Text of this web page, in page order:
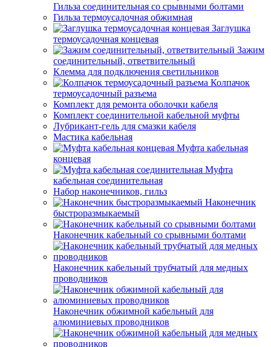
Гильза соединительная со срывными болтами
Гильза термоусадочная обжимная
Заглушка
термоусадочная концевая
Зажим
соединительный, ответвительный
Клемма для подключения светильников
Колпачок
термоусадочный разъема
Комплект для ремонта оболочки кабеля
Комплект соединительной кабельной муфты
Лубрикант-гель для смазки кабеля
Мастика кабельная
Муфта кабельная
концевая
Муфта
кабельная соединительная
Набор наконечников, гильз
Наконечник
быстроразмыкаемый
Наконечник кабельный со срывными болтами
Наконечник кабельный трубчатый для медных
проводников
Наконечник обжимной кабельный для
алюминиевых проводников